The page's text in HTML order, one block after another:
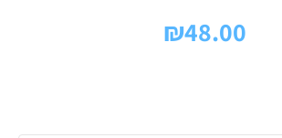
₪48.00